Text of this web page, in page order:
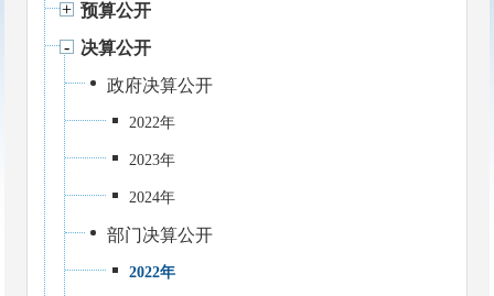
预算公开
决算公开
政府决算公开
2022年
2023年
2024年
部门决算公开
2022年